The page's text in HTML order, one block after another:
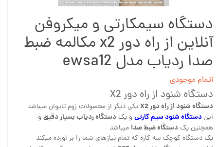
دستگاه سیمکارتی و میکروفن
آنلاین از راه دور x2 مکالمه ضبط
صدا ردیاب مدل ewsa12
اتمام موجودی
دستگاه شنود از راه دور X2
دستگاه شنود از راه دور X2
یکی دیگر از محصولات زوم تایوان میباشد
ایندستگاه شنود سیم کارتی و یک دستگاه ردیاب بسیار دقیق و
همچنین یک دستگاه ضبط صدا میباشد
یک دستگاه کوچک سه کاره که تمام نیازهای شما را بر اورده میکند